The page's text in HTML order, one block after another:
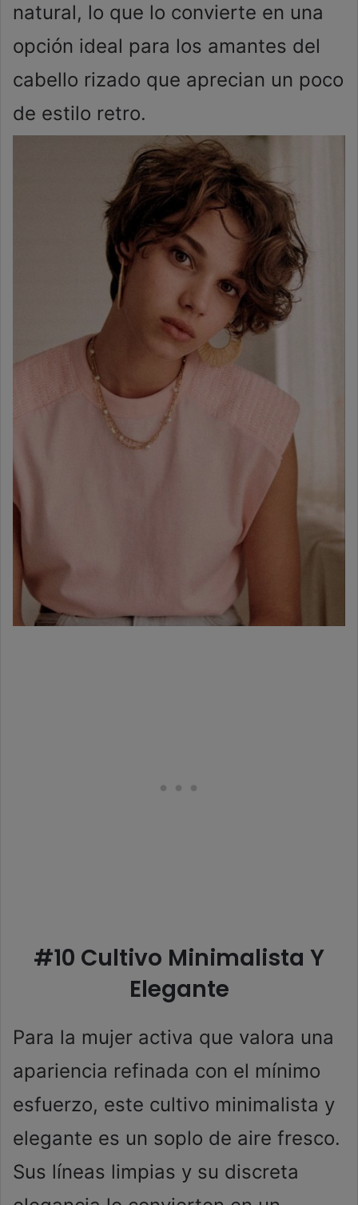
natural, lo que lo convierte en una
opción ideal para los amantes del
cabello rizado que aprecian un poco
de estilo retro.
#10 Cultivo Minimalista Y
Elegante
Para la mujer activa que valora una
apariencia refinada con el mínimo
esfuerzo, este cultivo minimalista y
elegante es un soplo de aire fresco.
Sus líneas limpias y su discreta